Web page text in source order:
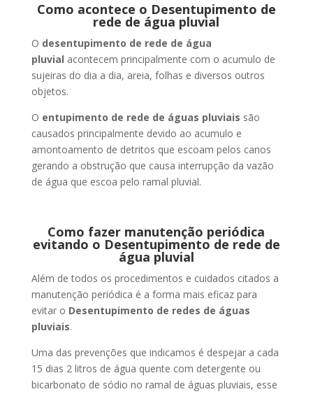
Como acontece o Desentupimento de
rede de água pluvial
O desentupimento de rede de água
pluvial acontecem principalmente com o acumulo de
sujeiras do dia a dia, areia, folhas e diversos outros
objetos.
O entupimento de rede de águas pluviais são
causados principalmente devido ao acumulo e
amontoamento de detritos que escoam pelos canos
gerando a obstrução que causa interrupção da vazão
de água que escoa pelo ramal pluvial.
Como fazer manutenção periódica
evitando o Desentupimento de rede de
água pluvial
Além de todos os procedimentos e cuidados citados a
manutenção periódica é a forma mais eficaz para
evitar o Desentupimento de redes de águas
pluviais.
Uma das prevenções que indicamos é despejar a cada
15 dias 2 litros de água quente com detergente ou
bicarbonato de sódio no ramal de águas pluviais, esse